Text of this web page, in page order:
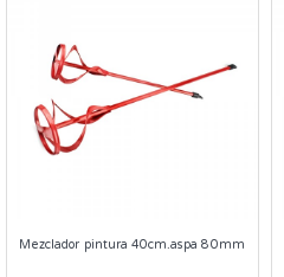
Mezclador pintura 40cm.aspa 80mm